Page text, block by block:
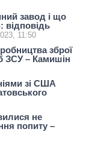
завод і що
відповідь
11:50
зброї
ЗСУ – Камишін
зі США
не
попиту –